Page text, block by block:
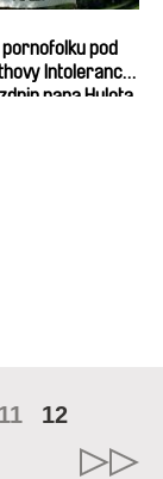
pod
Intolerance
pana Hulota
11 12